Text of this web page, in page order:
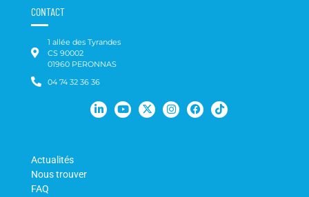
CONTACT
1 allée des Tyrandes
CS 90002
01960 PERONNAS
04 74 32 36 36
Actualités
Nous trouver
FAQ